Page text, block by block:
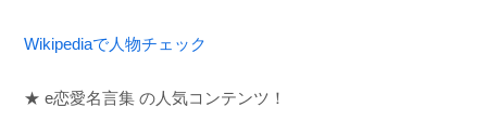
Wikipediaで人物チェック
★ e恋愛名言集 の人気コンテンツ！